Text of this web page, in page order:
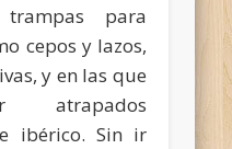
para
cepos y lazos,
y en las que
atrapados
ibérico. Sin ir